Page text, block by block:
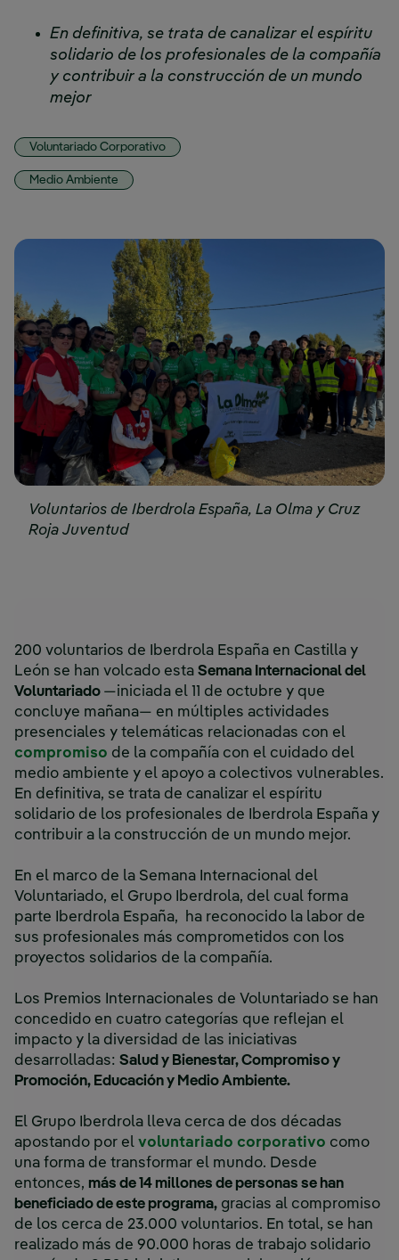
En definitiva, se trata de canalizar el espíritu
solidario de los profesionales de la compañía
y contribuir a la construcción de un mundo
mejor
Voluntariado Corporativo
Medio Ambiente
Voluntarios de Iberdrola España, La Olma y Cruz
Roja Juventud
200 voluntarios de Iberdrola España en Castilla y
León se han volcado esta Semana Internacional del
Voluntariado —iniciada el 11 de octubre y que
concluye mañana— en múltiples actividades
presenciales y telemáticas relacionadas con el
compromiso de la compañía con el cuidado del
medio ambiente y el apoyo a colectivos vulnerables.
En definitiva, se trata de canalizar el espíritu
solidario de los profesionales de Iberdrola España y
contribuir a la construcción de un mundo mejor.
En el marco de la Semana Internacional del
Voluntariado, el Grupo Iberdrola, del cual forma
parte Iberdrola España, ha reconocido la labor de
sus profesionales más comprometidos con los
proyectos solidarios de la compañía.
Los Premios Internacionales de Voluntariado se han
concedido en cuatro categorías que reflejan el
impacto y la diversidad de las iniciativas
desarrolladas: Salud y Bienestar, Compromiso y
Promoción, Educación y Medio Ambiente.
El Grupo Iberdrola lleva cerca de dos décadas
apostando por el voluntariado corporativo como
una forma de transformar el mundo. Desde
entonces, más de 14 millones de personas se han
beneficiado de este programa, gracias al compromiso
de los cerca de 23.000 voluntarios. En total, se han
realizado más de 90.000 horas de trabajo solidario